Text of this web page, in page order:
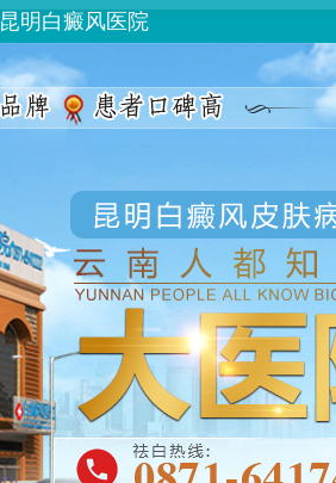
昆明白癜风医院